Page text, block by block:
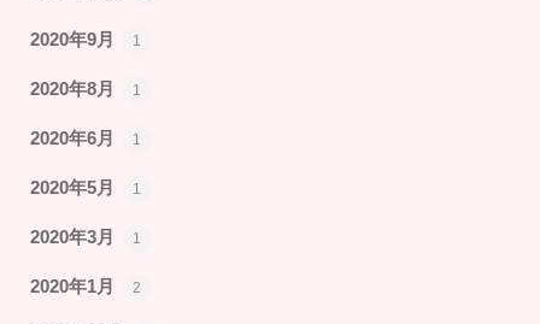
2020年9月 1
2020年8月 1
2020年6月 1
2020年5月 1
2020年3月 1
2020年1月 2